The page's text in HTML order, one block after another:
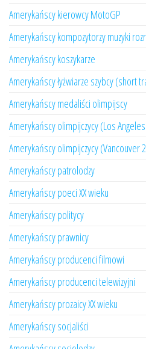
Amerykańscy kierowcy MotoGP
Amerykańscy kompozytorzy muzyki
Amerykańscy koszykarze
Amerykańscy łyżwiarze szybcy (short
Amerykańscy medaliści olimpijscy
Amerykańscy olimpijczycy (Los
Amerykańscy olimpijczycy (Vancouver
Amerykańscy patrolodzy
Amerykańscy poeci XX wieku
Amerykańscy politycy
Amerykańscy prawnicy
Amerykańscy producenci filmowi
Amerykańscy producenci telewizyjni
Amerykańscy prozaicy XX wieku
Amerykańscy socjaliści